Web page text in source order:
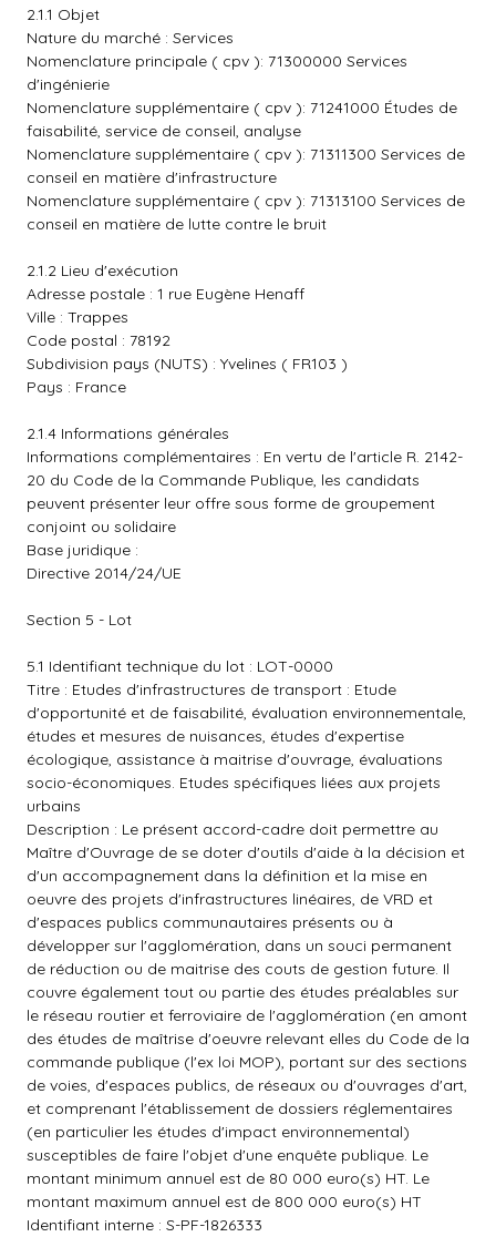
2.1.1 Objet
Nature du marché : Services
Nomenclature principale ( cpv ): 71300000 Services
d'ingénierie
Nomenclature supplémentaire ( cpv ): 71241000 Études de
faisabilité, service de conseil, analyse
Nomenclature supplémentaire ( cpv ): 71311300 Services de
conseil en matière d'infrastructure
Nomenclature supplémentaire ( cpv ): 71313100 Services de
conseil en matière de lutte contre le bruit
2.1.2 Lieu d'exécution
Adresse postale : 1 rue Eugène Henaff
Ville : Trappes
Code postal : 78192
Subdivision pays (NUTS) : Yvelines ( FR103 )
Pays : France
2.1.4 Informations générales
Informations complémentaires : En vertu de l'article R. 2142-
20 du Code de la Commande Publique, les candidats
peuvent présenter leur offre sous forme de groupement
conjoint ou solidaire
Base juridique :
Directive 2014/24/UE
Section 5 - Lot
5.1 Identifiant technique du lot : LOT-0000
Titre : Etudes d'infrastructures de transport : Etude
d'opportunité et de faisabilité, évaluation environnementale,
études et mesures de nuisances, études d'expertise
écologique, assistance à maitrise d'ouvrage, évaluations
socio-économiques. Etudes spécifiques liées aux projets
urbains
Description : Le présent accord-cadre doit permettre au
Maître d'Ouvrage de se doter d'outils d'aide à la décision et
d'un accompagnement dans la définition et la mise en
oeuvre des projets d'infrastructures linéaires, de VRD et
d'espaces publics communautaires présents ou à
développer sur l'agglomération, dans un souci permanent
de réduction ou de maitrise des couts de gestion future. Il
couvre également tout ou partie des études préalables sur
le réseau routier et ferroviaire de l'agglomération (en amont
des études de maîtrise d'oeuvre relevant elles du Code de la
commande publique (l'ex loi MOP), portant sur des sections
de voies, d'espaces publics, de réseaux ou d'ouvrages d'art,
et comprenant l'établissement de dossiers réglementaires
(en particulier les études d'impact environnemental)
susceptibles de faire l'objet d'une enquête publique. Le
montant minimum annuel est de 80 000 euro(s) HT. Le
montant maximum annuel est de 800 000 euro(s) HT
Identifiant interne : S-PF-1826333